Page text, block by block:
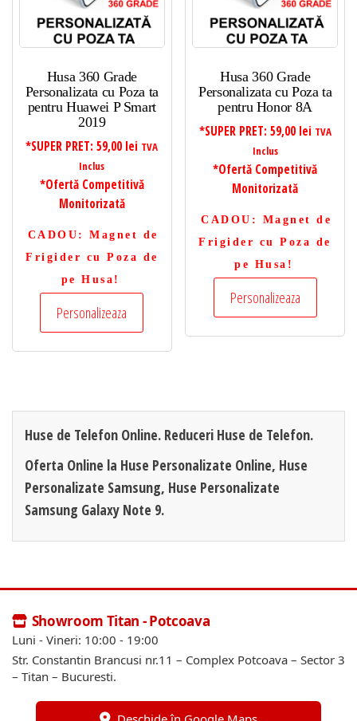
Husa 360 Grade
Personalizata cu Poza ta
pentru Huawei P Smart
2019
*SUPER PRET:59,00 lei TVA
Inclus
*Ofertă Competitivă
Monitorizată
CADOU : Magnet de
Frigider cu Poza de
pe Husa!
Personalizeaza
Husa 360 Grade
Personalizata cu Poza ta
pentru Honor 8A
*SUPER PRET: 59,00 lei TVA
Inclus
*Ofertă Competitivă
Monitorizată
CADOU : Magnet de
Frigider cu Poza de
pe Husa!
Personalizeaza
Huse de Telefon Online. Reduceri Huse de Telefon.
Oferta Online la Huse Personalizate Online, Huse
Personalizate Samsung, Huse Personalizate
Samsung Galaxy Note 9.
Showroom Titan - Potcoava
Luni - Vineri: 10:00 - 19:00
Str. Constantin Brancusi nr.11 – Complex Potcoava – Sector 3
– Titan – Bucuresti.